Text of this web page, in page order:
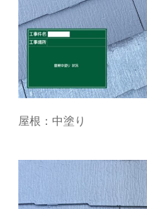
屋根：中塗り